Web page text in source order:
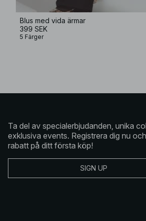
Blus med vida ärmar
399 SEK
5 Färger
Ta del av specialerbjudanden, unika
exklusiva events. Registrera dig nu
rabatt på ditt första köp!
SIGN UP